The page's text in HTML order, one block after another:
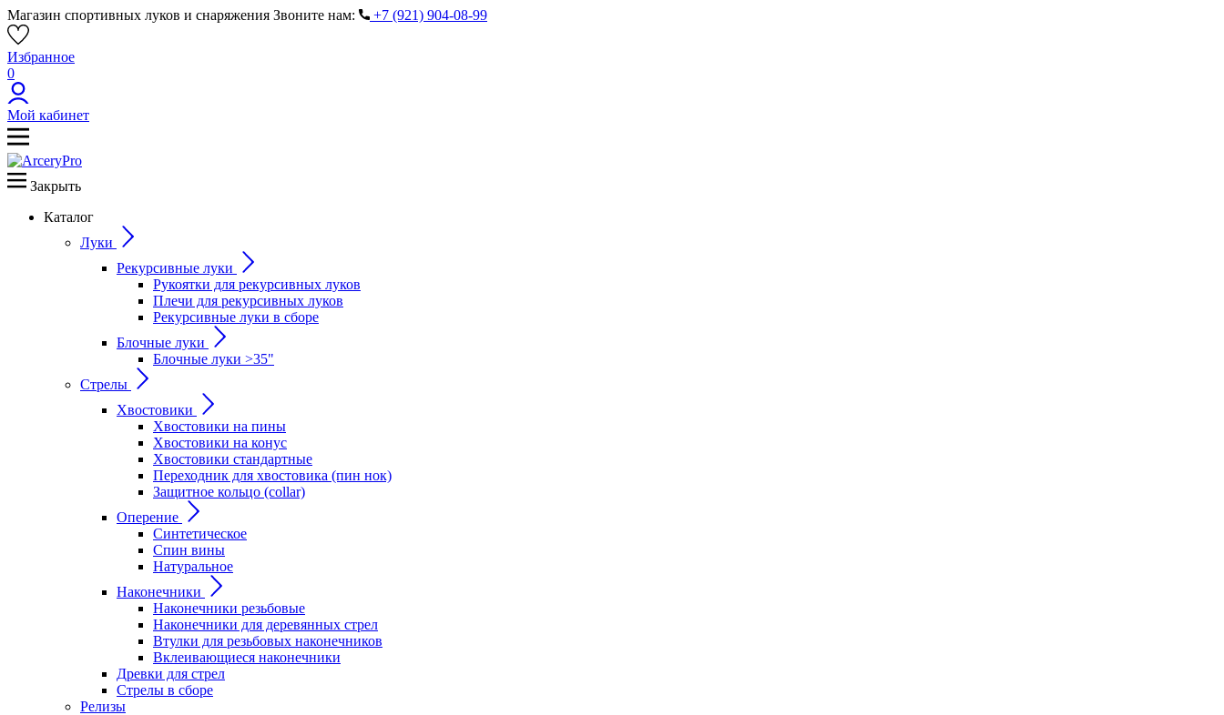
Магазин спортивных луков и снаряжения Звоните нам: +7 (921) 904-08-99
Избранное
0
Мой кабинет
Закрыть
Каталог
Луки
Рекурсивные луки
Рукоятки для рекурсивных луков
Плечи для рекурсивных луков
Рекурсивные луки в сборе
Блочные луки
Блочные луки >35"
Стрелы
Хвостовики
Хвостовики на пины
Хвостовики на конус
Хвостовики стандартные
Переходник для хвостовика (пин нок)
Защитное кольцо (collar)
Оперение
Синтетическое
Спин вины
Натуральное
Наконечники
Наконечники резьбовые
Наконечники для деревянных стрел
Втулки для резьбовых наконечников
Вклеивающиеся наконечники
Древки для стрел
Стрелы в сборе
Релизы